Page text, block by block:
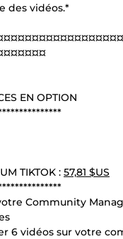
des vidéos.*
EN OPTION
TIKTOK : 57,81 $US
Community
6 vidéos sur votre